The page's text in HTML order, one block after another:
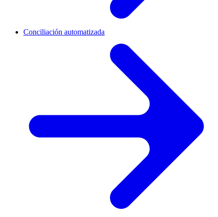
Conciliación automatizada